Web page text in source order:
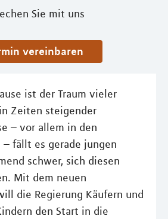
Sie mit uns
vereinbaren
ist der Traum vieler
Zeiten steigender
– vor allem in den
– fällt es gerade jungen
schwer, sich diesen
Mit dem neuen
die Regierung Käufern und
den Start in die